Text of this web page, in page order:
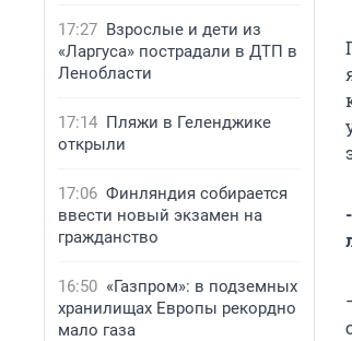
17:27 Взрослые и дети из
«Ларгуса» пострадали в ДТП в
Ленобласти
17:14 Пляжи в Геленджике
открыли
17:06 Финляндия собирается
ввести новый экзамен на
гражданство
16:50 «Газпром»: в подземных
хранилищах Европы рекордно
мало газа